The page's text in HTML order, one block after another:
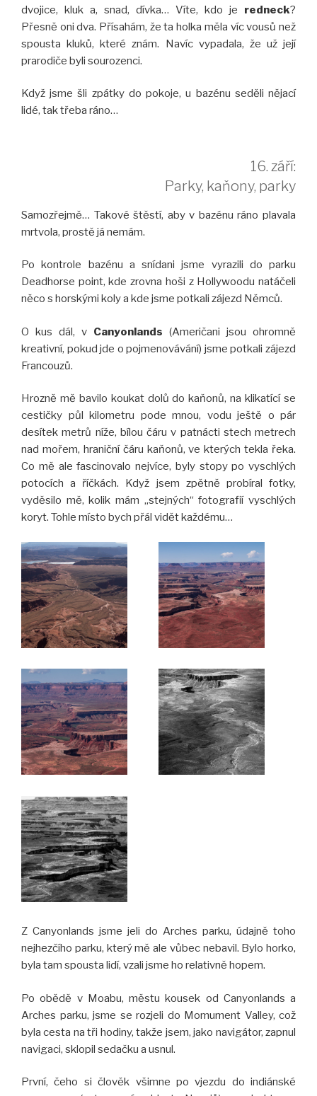
dvojice, kluk a, snad, dívka… Víte, kdo je redneck?
Přesně oni dva. Přísahám, že ta holka měla víc vousů než
spousta kluků, které znám. Navíc vypadala, že už její
prarodiče byli sourozenci.
Když jsme šli zpátky do pokoje, u bazénu seděli nějací
lidé, tak třeba ráno…
16. září:
Parky, kaňony, parky
Samozřejmě… Takové štěstí, aby v bazénu ráno plavala
mrtvola, prostě já nemám.
Po kontrole bazénu a snídani jsme vyrazili do parku
Deadhorse point, kde zrovna hoši z Hollywoodu natáčeli
něco s horskými koly a kde jsme potkali zájezd Němců.
O kus dál, v Canyonlands (Američani jsou ohromně
kreativní, pokud jde o pojmenovávání) jsme potkali zájezd
Francouzů.
Hrozně mě bavilo koukat dolů do kaňonů, na klikatící se
cestičky půl kilometru pode mnou, vodu ještě o pár
desítek metrů níže, bílou čáru v patnácti stech metrech
nad mořem, hraniční čáru kaňonů, ve kterých tekla řeka.
Co mě ale fascinovalo nejvíce, byly stopy po vyschlých
potocích a říčkách. Když jsem zpětně probíral fotky,
vyděsilo mě, kolik mám „stejných“ fotografií vyschlých
koryt. Tohle místo bych přál vidět každému…
Z Canyonlands jsme jeli do Arches parku, údajně toho
nejhezčího parku, který mě ale vůbec nebavil. Bylo horko,
byla tam spousta lidí, vzali jsme ho relativně hopem.
Po obědě v Moabu, městu kousek od Canyonlands a
Arches parku, jsme se rozjeli do Momument Valley, což
byla cesta na tři hodiny, takže jsem, jako navigátor, zapnul
navigaci, sklopil sedačku a usnul.
První, čeho si člověk všimne po vjezdu do indiánské